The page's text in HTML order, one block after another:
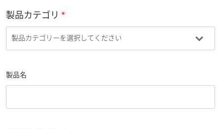
製品カテゴリ
製品名